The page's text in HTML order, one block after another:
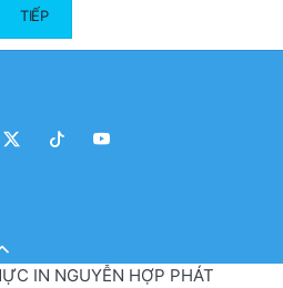
TIẾP
IN NGUYỄN HỢP PHÁT